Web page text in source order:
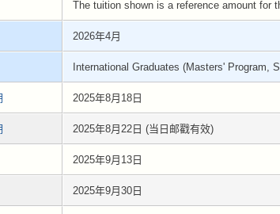
The tuition shown is a reference amount for
2026年4月
International Graduates (Masters' Program,
2025年8月18日
2025年8月22日 (当日邮戳有效)
2025年9月13日
2025年9月30日